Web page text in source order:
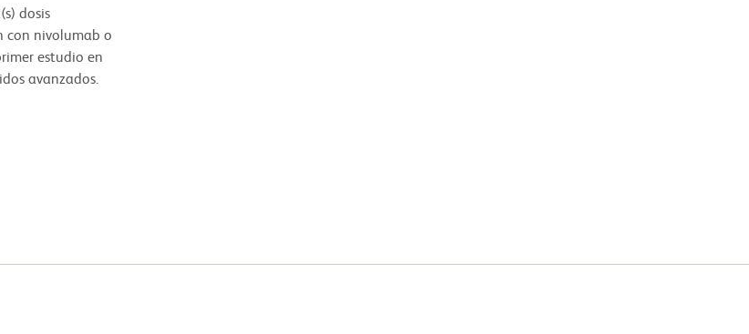
dosis
con nivolumab o
estudio en
avanzados.